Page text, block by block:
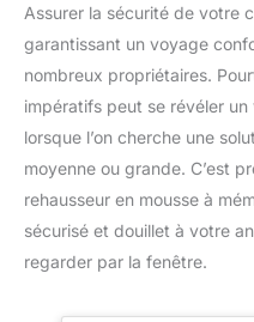
Assurer la sécurité de votre
garantissant un voyage
nombreux propriétaires.
impératifs peut se révéler
lorsque l’on cherche une
moyenne ou grande. C’est
rehausseur en mousse à
sécurisé et douillet à votre
regarder par la fenêtre.